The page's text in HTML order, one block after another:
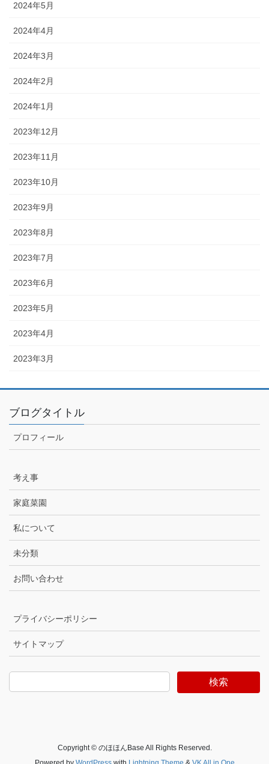
2024年5月
2024年4月
2024年3月
2024年2月
2024年1月
2023年12月
2023年11月
2023年10月
2023年9月
2023年8月
2023年7月
2023年6月
2023年5月
2023年4月
2023年3月
ブログタイトル
プロフィール
考え事
家庭菜園
私について
未分類
お問い合わせ
プライバシーポリシー
サイトマップ
検索
Copyright © のほほんBase All Rights Reserved.